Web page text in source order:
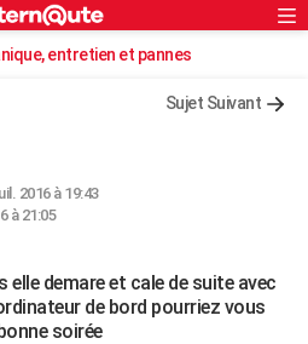
Rechercher
entretien et pannes
Sujet Suivant
2016 à 19:43
à 21:05
elle demare et cale de suite avec
de bord pourriez vous
soirée